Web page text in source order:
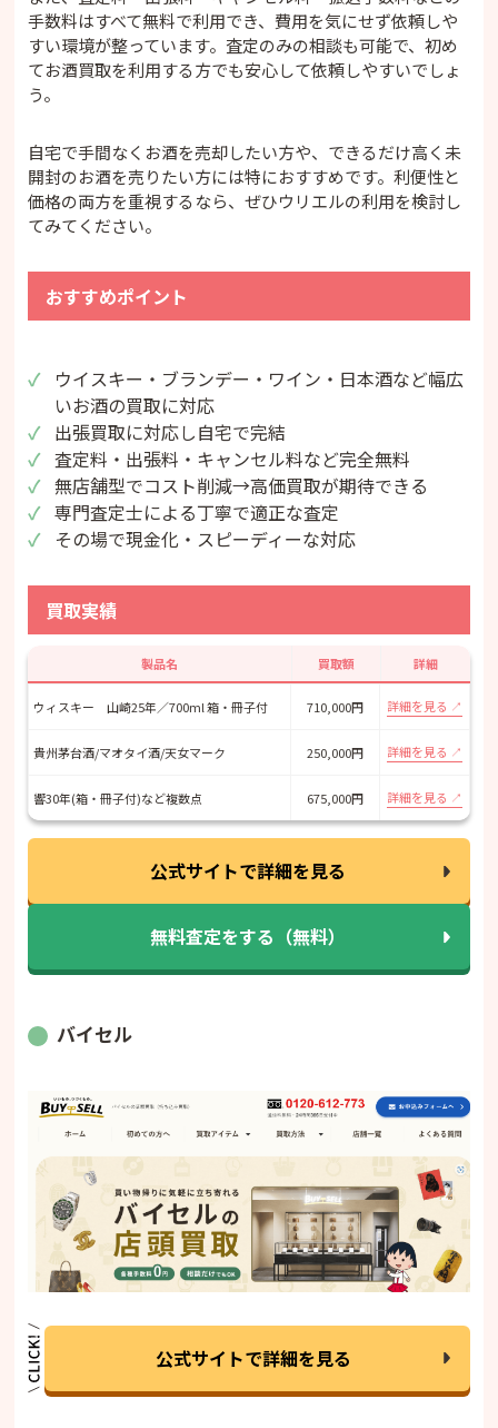
手数料はすべて無料で利用でき、費用を気にせず依頼しや
すい環境が整っています。査定のみの相談も可能で、初め
てお酒買取を利用する方でも安心して依頼しやすいでしょ
う。
自宅で手間なくお酒を売却したい方や、できるだけ高く未
開封のお酒を売りたい方には特におすすめです。利便性と
価格の両方を重視するなら、ぜひウリエルの利用を検討し
てみてください。
おすすめポイント
ウイスキー・ブランデー・ワイン・日本酒など幅広
いお酒の買取に対応
出張買取に対応し自宅で完結
査定料・出張料・キャンセル料など完全無料
無店舗型でコスト削減→高価買取が期待できる
専門査定士による丁寧で適正な査定
その場で現金化・スピーディーな対応
買取実績
製品名 買取額 詳細
ウィスキー 山崎25年／700ml 箱・冊子付 710,000円 詳細を見る
貴州茅台酒/マオタイ酒/天女マーク 250,000円 詳細を見る
響30年(箱・冊子付)など複数点 675,000円 詳細を見る
公式サイトで詳細を見る
無料査定をする（無料）
バイセル
公式サイトで詳細を見る